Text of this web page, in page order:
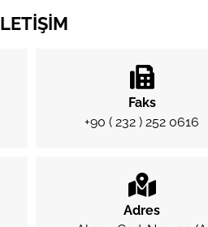
Faks
+90 ( 232 ) 252 0616
Adres